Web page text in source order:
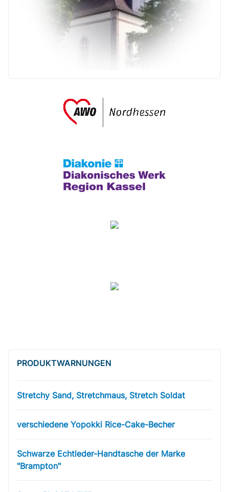
PRODUKT­WARNUNGEN
Stretchy Sand, Stretchmaus, Stretch Soldat
verschiedene Yopokki Rice-Cake-Becher
Schwarze Echtleder-Handtasche der Marke
"Brampton"